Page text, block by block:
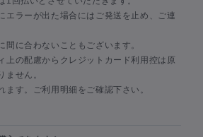
エラーが出た場合にはご発送を止め、ご連
間に合わないこともございます。
上の配慮からクレジットカード利用控は原
ません。
ます。ご利用明細をご確認下さい。